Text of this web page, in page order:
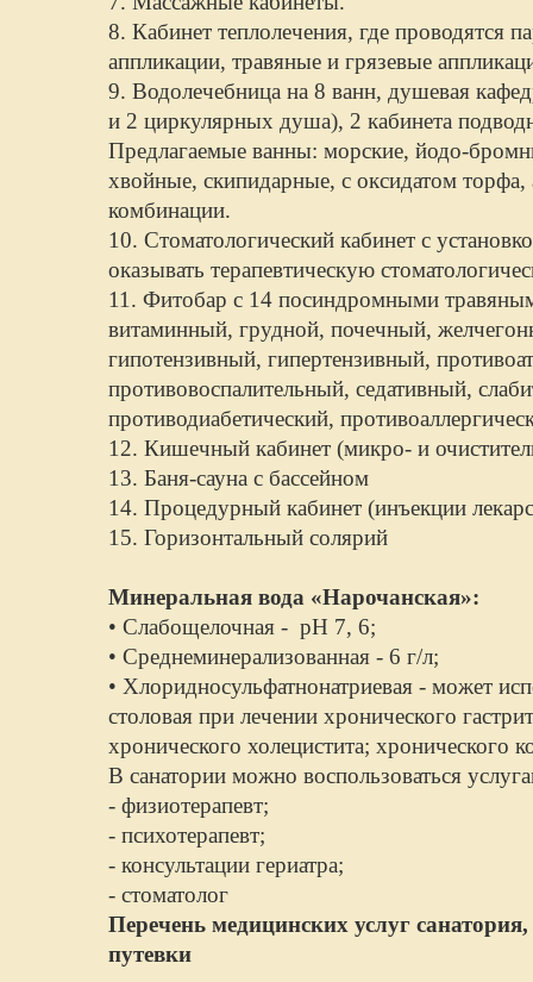
8. Кабинет теплолечения, где проводятся
аппликации, травяные и грязевые
9. Водолечебница на 8 ванн, душевая
и 2 циркулярных душа), 2 кабинета
Предлагаемые ванны: морские, йодо-
хвойные, скипидарные, с оксидатом торфа,
комбинации.
10. Стоматологический кабинет с
оказывать терапевтическую
11. Фитобар с 14 посиндромными
витаминный, грудной, почечный,
гипотензивный, гипертензивный,
противовоспалительный, седативный,
противодиабетический,
12. Кишечный кабинет (микро- и
13. Баня-сауна с бассейном
14. Процедурный кабинет (инъекции
15. Горизонтальный солярий
Минеральная вода «Нарочанская»:
• Слабощелочная - рН 7, 6;
• Среднеминерализованная - 6 г/л;
• Хлоридносульфатнонатриевая - может
столовая при лечении хронического
хронического холецистита; хронического
В санатории можно воспользоваться
- физиотерапевт;
- психотерапевт;
- консультации гериатра;
- стоматолог
Перечень медицинских услуг
путевки